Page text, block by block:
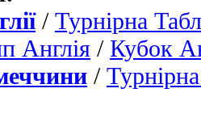
/ Турнірна
Англія / Кубок
/